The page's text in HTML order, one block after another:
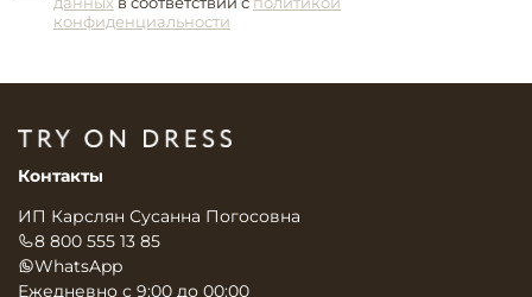
конфиденциальности
Контакты
ИП Карслян Сусанна Погосовна
8 800 555 13 85
WhatsApp
Ежедневно с 9:00 до 00:00